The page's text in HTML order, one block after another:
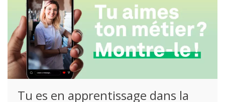
Tu es en apprentissage dans la